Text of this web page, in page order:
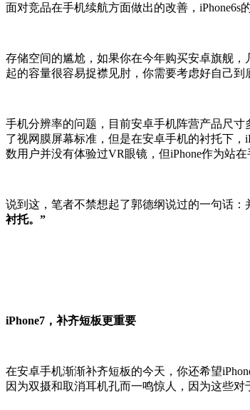
面对竞品在手机续航方面做出的改善，iPhone6s
存储空间的尴尬，如果你在今年购买安卓旗舰
起的容量很容易捉襟见肘，你需要考虑好自己
手机分辨率的问题，目前安卓手机阵营产品尺寸
了视网膜屏幕标准，但是在安卓手机的衬托下
数用户并没有体验过VR眼镜，但iPhone作为站
说到这，笔者不禁想起了郭德纲说过的一句话
衬托。”
iPhone7，补齐短板更重要
在安卓手机渐渐补齐短板的今天，你还希望
因为双摄和取消耳机孔而一鸣惊人，因为这些对